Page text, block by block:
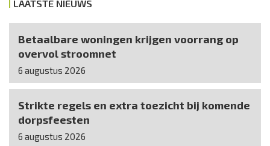
LAATSTE NIEUWS
Betaalbare woningen krijgen voorrang op
overvol stroomnet
6 augustus 2026
Strikte regels en extra toezicht bij komende
dorpsfeesten
6 augustus 2026